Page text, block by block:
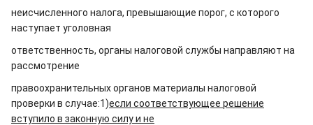
неисчисленного налога, превышающие порог, с которого
наступает уголовная
ответственность, органы налоговой службы направляют на
рассмотрение
правоохранительных органов материалы налоговой
проверки в случае:1)если соответствующее решение
вступило в законную силу и не